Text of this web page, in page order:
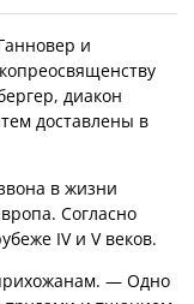
и
диакон
доставлены в
в жизни
Согласно
IV и V веков.
— Одно